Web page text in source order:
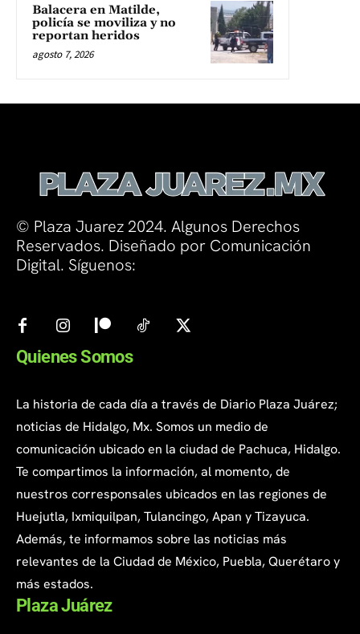
Balacera en Matilde,
policía se moviliza y no
reportan heridos
agosto 7, 2026
© Plaza Juarez 2024. Algunos Derechos
Reservados. Diseñado por Comunicación
Digital. Síguenos:
Quienes Somos
La historia de cada día a través de Diario Plaza Juárez;
noticias de Hidalgo, Mx. Somos un medio de
comunicación ubicado en la ciudad de Pachuca, Hidalgo.
Te compartimos la información, al momento, de
nuestros corresponsales ubicados en las regiones de
Huejutla, Ixmiquilpan, Tulancingo, Apan y Tizayuca.
Además, te informamos sobre las noticias más
relevantes de la Ciudad de México, Puebla, Querétaro y
más estados.
Plaza Juárez